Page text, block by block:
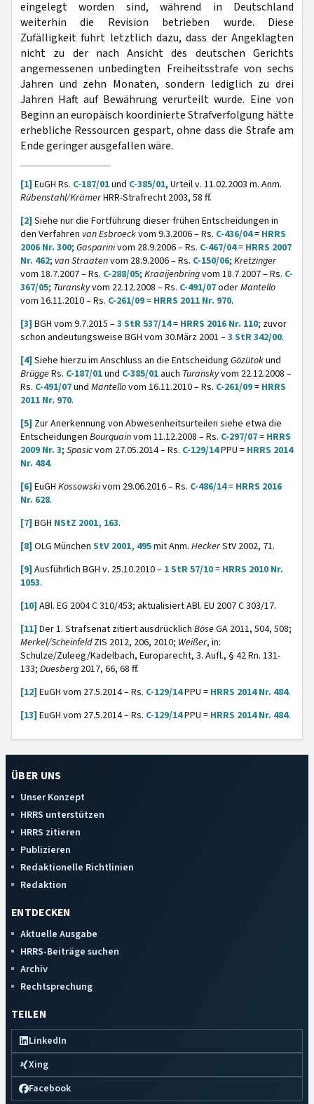
eingelegt worden sind, während in Deutschland
weiterhin die Revision betrieben wurde. Diese
Zufälligkeit führt letztlich dazu, dass der Angeklagten
nicht zu der nach Ansicht des deutschen Gerichts
angemessenen unbedingten Freiheitsstrafe von sechs
Jahren und zehn Monaten, sondern lediglich zu drei
Jahren Haft auf Bewährung verurteilt wurde. Eine von
Beginn an europäisch koordinierte Strafverfolgung hätte
erhebliche Ressourcen gespart, ohne dass die Strafe am
Ende geringer ausgefallen wäre.
[1] EuGH Rs. C-187/01und C-385/01, Urteil v. 11.02.2003 m. Anm.
Rübenstahl/KrämerHRR-Strafrecht 2003, 58 ff.
[2] Siehe nur die Fortführung dieser frühen Entscheidungen in
den Verfahren vanEsbroeckvom 9.3.2006 – Rs. C-436/04= HRRS
2006 Nr. 300; Gasparinivom 28.9.2006 – Rs. C-467/04= HRRS 2007
Nr. 462; vanStraatenvom 28.9.2006 – Rs. C-150/06; Kretzinger
vom 18.7.2007 – Rs. C-288/05; Kraaijenbringvom 18.7.2007 – Rs. C-
367/05; Turanskyvom 22.12.2008 – Rs. C-491/07oderMantello
vom 16.11.2010 – Rs. C-261/09= HRRS 2011 Nr. 970.
[3] BGH vom 9.7.2015 –3 StR 537/14= HRRS 2016 Nr. 110; zuvor
schon andeutungsweise BGH vom 30.März 2001 –3 StR 342/00.
[4] Siehe hierzu im Anschluss an die Entscheidung Gözütokund
BrüggeRs. C-187/01und C-385/01 auch Turanskyvom 22.12.2008 –
Rs. C-491/07und Mantellovom 16.11.2010 – Rs. C-261/09= HRRS
2011 Nr. 970.
[5] Zur Anerkennung von Abwesenheitsurteilen siehe etwa die
Entscheidungen Bourquainvom 11.12.2008 – Rs. C-297/07= HRRS
2009 Nr. 3; Spasicvom 27.05.2014 – Rs. C-129/14PPU = HRRS 2014
Nr. 484.
[6] EuGH Kossowskivom 29.06.2016 – Rs. C-486/14= HRRS 2016
Nr. 628.
[7] BGH NStZ 2001, 163.
[8] OLG München StV 2001, 495mit Anm. HeckerStV 2002, 71.
[9] Ausführlich BGH v. 25.10.2010 – 1 StR 57/10= HRRS 2010 Nr.
1053.
[10] ABl. EG 2004 C 310/453; aktualisiert ABl. EU 2007 C 303/17.
[11] Der 1. Strafsenat zitiert ausdrücklich BöseGA 2011, 504, 508;
Merkel/ScheinfeldZIS 2012, 206, 2010; Weißer, in:
Schulze/Zuleeg/Kadelbach, Europarecht, 3. Aufl., § 42 Rn. 131-
133; Duesberg 2017, 66, 68 ff.
[12] EuGH vom 27.5.2014 – Rs. C-129/14PPU = HRRS 2014 Nr. 484.
[13] EuGH vom 27.5.2014 – Rs. C-129/14PPU = HRRS 2014 Nr. 484.
ÜBER UNS
Unser Konzept
HRRS unterstützen
HRRS zitieren
Publizieren
Redaktionelle Richtlinien
Redaktion
ENTDECKEN
Aktuelle Ausgabe
HRRS-Beiträge suchen
Archiv
Rechtsprechung
TEILEN
LinkedIn
Xing
Facebook